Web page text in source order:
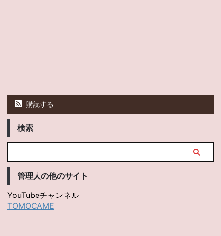
購読する
検索
管理人の他のサイト
YouTubeチャンネル
TOMOCAME